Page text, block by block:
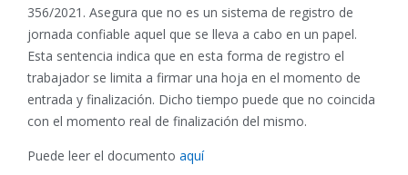
356/2021. Asegura que no es un sistema de registro de
jornada confiable aquel que se lleva a cabo en un papel.
Esta sentencia indica que en esta forma de registro el
trabajador se limita a firmar una hoja en el momento de
entrada y finalización. Dicho tiempo puede que no coincida
con el momento real de finalización del mismo.
Puede leer el documento aquí